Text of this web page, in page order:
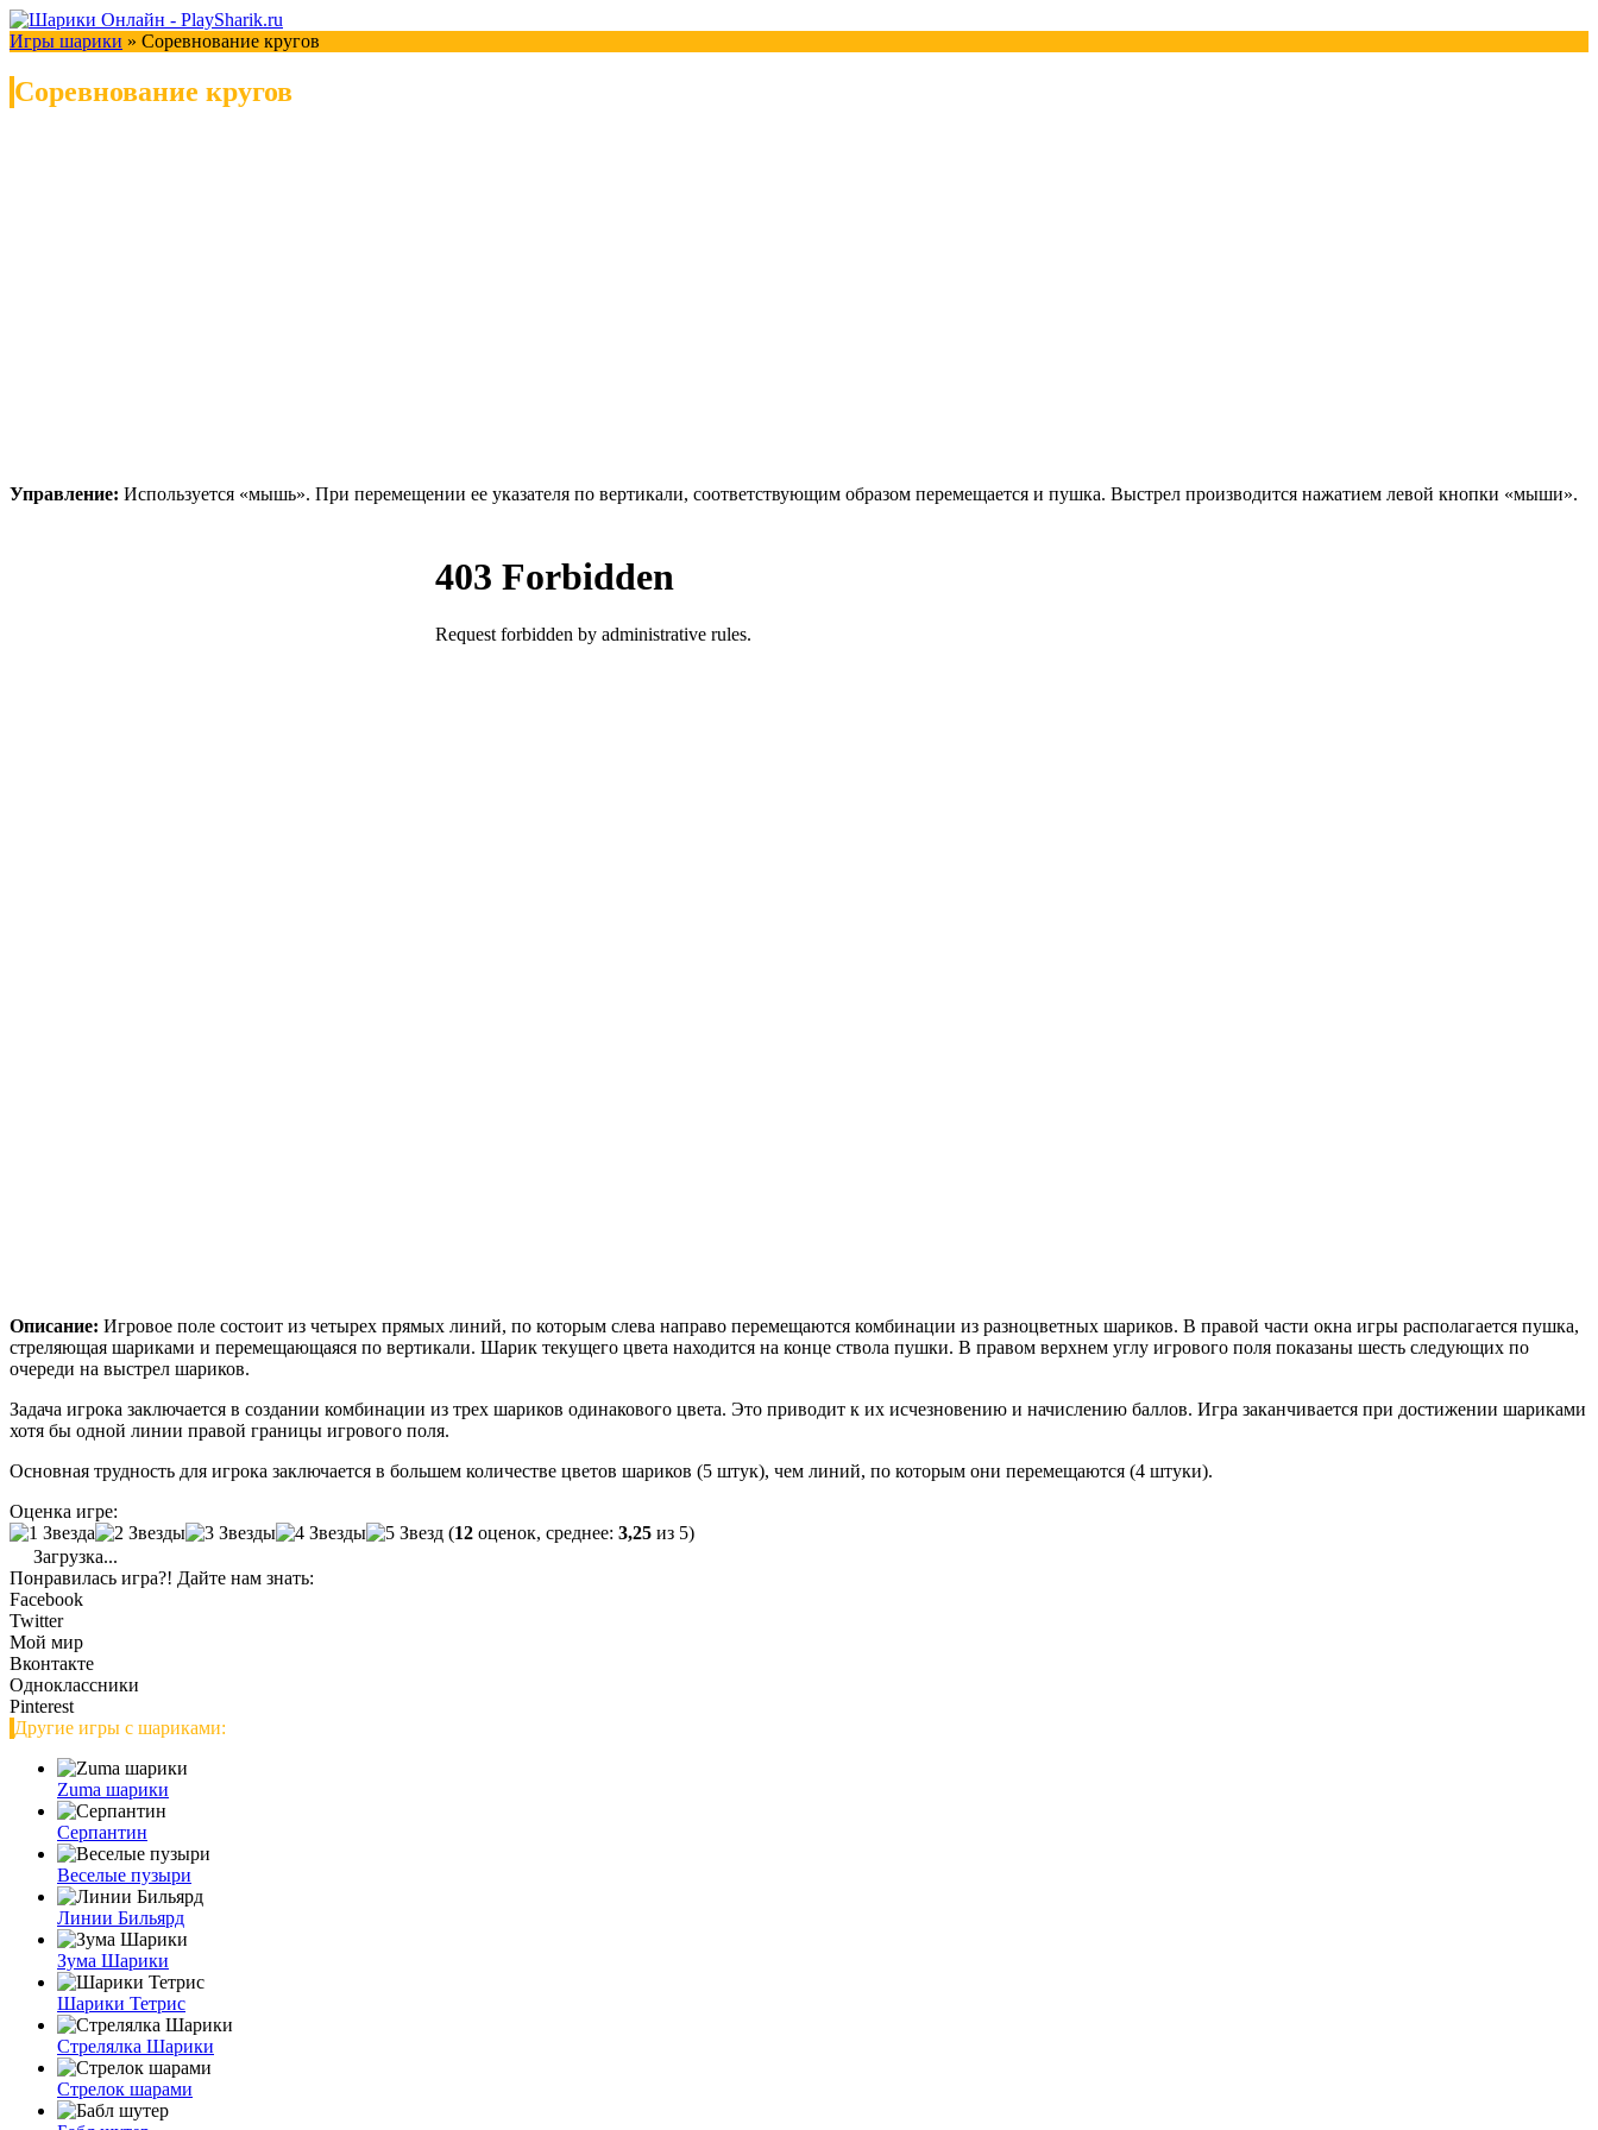
Игры шарики » Соревнование кругов
Соревнование кругов
Управление: Используется «мышь». При перемещении ее указателя по вертикали, соответствующим образом перемещается и пушка. Выстрел производится нажатием левой кнопки «мыши».
Описание: Игровое поле состоит из четырех прямых линий, по которым слева направо перемещаются комбинации из разноцветных шариков. В правой части окна игры располагается пушка,
стреляющая шариками и перемещающаяся по вертикали. Шарик текущего цвета находится на конце ствола пушки. В правом верхнем углу игрового поля показаны шесть следующих по
очереди на выстрел шариков.
Задача игрока заключается в создании комбинации из трех шариков одинакового цвета. Это приводит к их исчезновению и начислению баллов. Игра заканчивается при достижении шариками
хотя бы одной линии правой границы игрового поля.
Основная трудность для игрока заключается в большем количестве цветов шариков (5 штук), чем линий, по которым они перемещаются (4 штуки).
Оценка игре:
(12 оценок, среднее: 3,25 из 5)
Загрузка...
Понравилась игра?! Дайте нам знать:
Facebook
Twitter
Мой мир
Вконтакте
Одноклассники
Pinterest
Другие игры с шариками:
Zuma шарики
Серпантин
Веселые пузыри
Линии Бильярд
Зума Шарики
Шарики Тетрис
Стрелялка Шарики
Стрелок шарами